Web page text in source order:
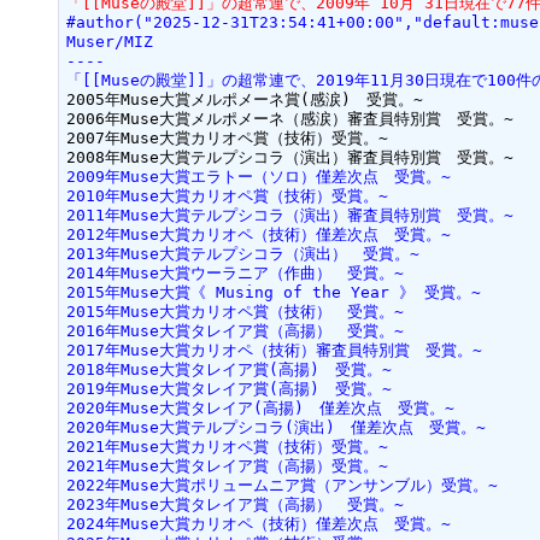
#author("2025-12-
Muser/MIZ
----
「[[Museの殿堂]]」の超常連で、2019年11月30日現在で100件
2005年Muse大賞メルポメーネ賞(感涙)　受賞。~
2006年Muse大賞メルポメーネ（感涙）審査員特別賞　受賞。~
2007年Muse大賞カリオペ賞（技術）受賞。~
2009年Muse大賞エラトー（ソロ）僅差次点　受賞。~
2010年Muse大賞カリオペ賞（技術）受賞。~
2011年Muse大賞テルプシコラ（演出）審査員特別賞　受賞。~
2012年Muse大賞カリオペ（技術）僅差次点　受賞。~
2013年Muse大賞テルプシコラ（演出）　受賞。~
2014年Muse大賞ウーラニア（作曲）　受賞。~
2015年Muse大賞《 Musing of the Year 》 受賞。~
2015年Muse大賞カリオペ賞（技術）　受賞。~
2016年Muse大賞タレイア賞（高揚）　受賞。~
2017年Muse大賞カリオペ（技術）審査員特別賞　受賞。~
2018年Muse大賞タレイア賞(高揚)　受賞。~
2019年Muse大賞タレイア賞(高揚)　受賞。~
2020年Muse大賞タレイア(高揚)　僅差次点　受賞。~
2020年Muse大賞テルプシコラ(演出)　僅差次点　受賞。~
2021年Muse大賞カリオペ賞（技術）受賞。~
2021年Muse大賞タレイア賞（高揚）受賞。~
2022年Muse大賞ポリュームニア賞（アンサンブル）受賞。~
2023年Muse大賞タレイア賞（高揚）　受賞。~
2024年Muse大賞カリオペ（技術）僅差次点　受賞。~